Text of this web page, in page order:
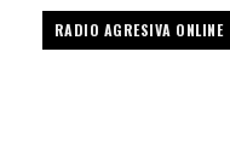
RADIO AGRESIVA ONLINE